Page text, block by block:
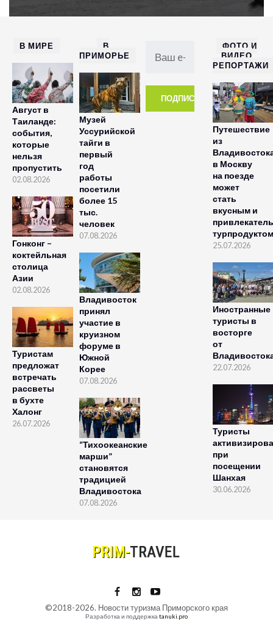
В МИРЕ
Август в
Таиланде:
события,
которые
нельзя
пропустить
02.08.2026
Гонконг –
коктейльная
столица
Азии
02.08.2026
Туристам
предложат
встречать
рассветы
в бухте
Халонг
26.07.2026
В
ПРИМОРЬЕ
Музей
Уссурийской
тайги в
первый
год
работы
посетили
более 15
тыс.
человек
07.08.2026
Владивосток
принял
участие в
круизном
форуме в
Южной
Корее
07.08.2026
“Тихоокеанские
марши”
становятся
традицией
Владивостока
07.08.2026
ФОТО И
ВИДЕО
РЕПОРТАЖИ
Путешествие
из
в Москву
на поезде
может
стать
вкусным и
турпродуктом
25.07.2026
Иностранные
туристы в
восторге
от
22.07.2026
Туристы
при
посещении
Шанхая
30.06.2026
©2018-2026. Новости туризма Приморского края
Разработка и поддержкаtanuki.pro